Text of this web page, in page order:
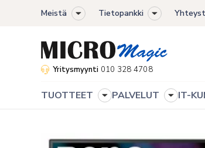
Meistä
Toggle
menu
Tietopankki
Toggle
menu
Yritysmyynti 010 328 4708
TUOTTEET
Toggle
PALVELUT
Toggle
IT-